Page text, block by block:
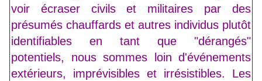
voir écraser civils et militaires par des
présumés chauffards et autres individus plutôt
identifiables en tant que "dérangés"
potentiels, nous sommes loin d'événements
extérieurs, imprévisibles et irrésistibles. Les